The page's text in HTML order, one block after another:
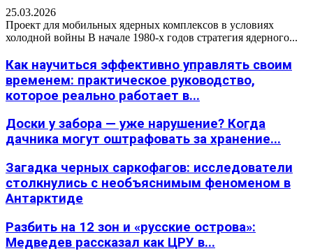
25.03.2026
Проект для мобильных ядерных комплексов в условиях
холодной войны В начале 1980-х годов стратегия ядерного...
Как научиться эффективно управлять своим
временем: практическое руководство,
которое реально работает в...
Доски у забора — уже нарушение? Когда
дачника могут оштрафовать за хранение...
Загадка черных саркофагов: исследователи
столкнулись с необъяснимым феноменом в
Антарктиде
Разбить на 12 зон и «русские острова»:
Медведев рассказал как ЦРУ в...